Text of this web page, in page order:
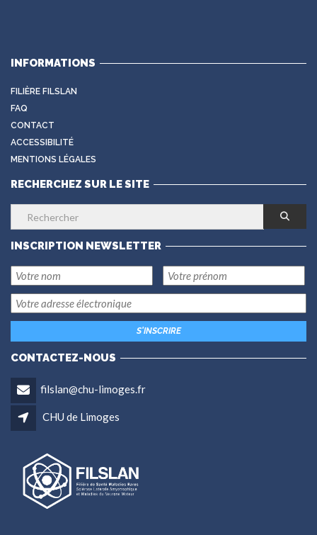
INFORMATIONS
FILIÈRE FILSLAN
FAQ
CONTACT
ACCESSIBILITÉ
MENTIONS LÉGALES
RECHERCHEZ SUR LE SITE
INSCRIPTION NEWSLETTER
CONTACTEZ-NOUS
filslan@chu-limoges.fr
CHU de Limoges